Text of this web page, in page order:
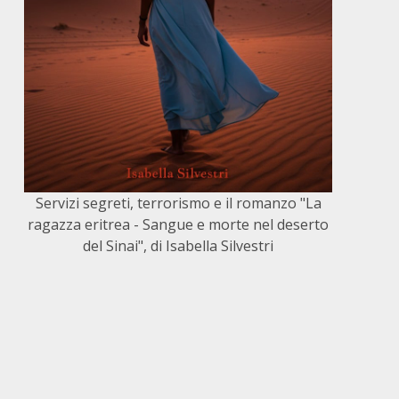
Servizi segreti, terrorismo e il romanzo "La
ragazza eritrea - Sangue e morte nel deserto
del Sinai", di Isabella Silvestri